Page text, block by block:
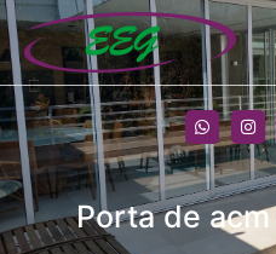
Porta de